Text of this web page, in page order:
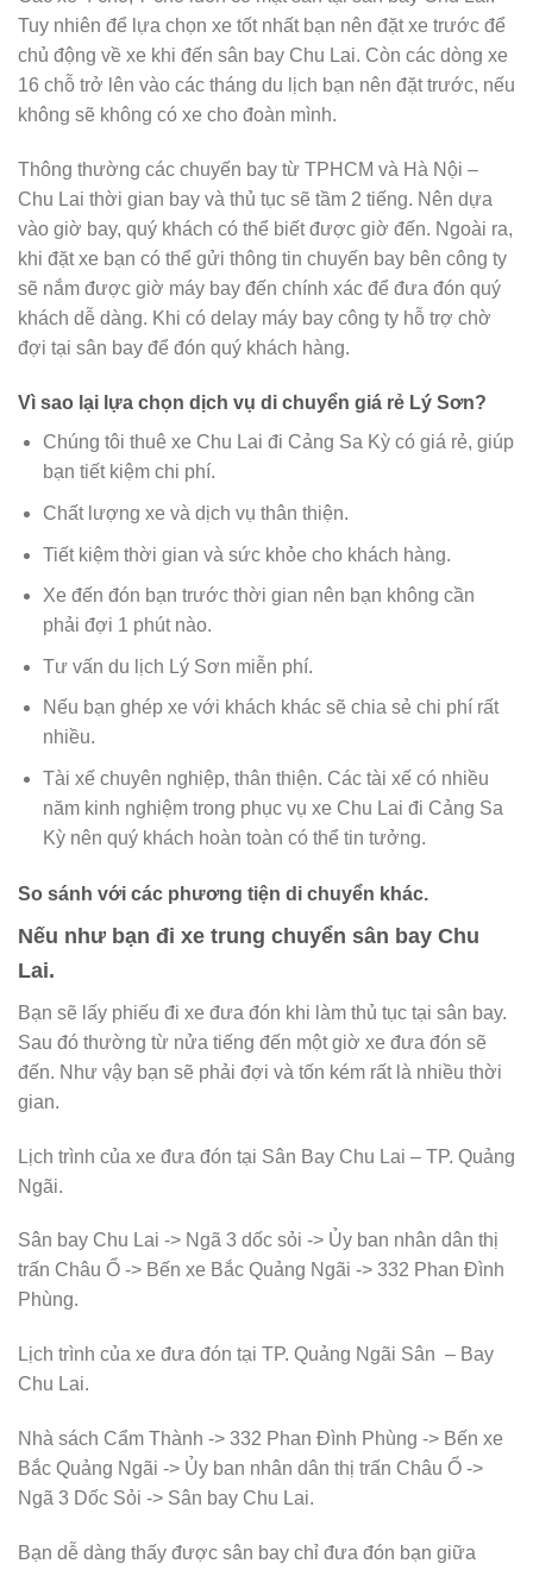
Tuy nhiên để lựa chọn xe tốt nhất bạn nên đặt xe trước để
chủ động về xe khi đến sân bay Chu Lai. Còn các dòng xe
16 chỗ trở lên vào các tháng du lịch bạn nên đặt trước, nếu
không sẽ không có xe cho đoàn mình.
Thông thường các chuyến bay từ TPHCM và Hà Nội –
Chu Lai thời gian bay và thủ tục sẽ tầm 2 tiếng. Nên dựa
vào giờ bay, quý khách có thể biết được giờ đến. Ngoài ra,
khi đặt xe bạn có thể gửi thông tin chuyến bay bên công ty
sẽ nắm được giờ máy bay đến chính xác để đưa đón quý
khách dễ dàng. Khi có delay máy bay công ty hỗ trợ chờ
đợi tại sân bay để đón quý khách hàng.
Vì sao lại lựa chọn dịch vụ di chuyển giá rẻ Lý Sơn?
Chúng tôi thuê xe Chu Lai đi Cảng Sa Kỳ có giá rẻ, giúp
bạn tiết kiệm chi phí.
Chất lượng xe và dịch vụ thân thiện.
Tiết kiệm thời gian và sức khỏe cho khách hàng.
Xe đến đón bạn trước thời gian nên bạn không cần
phải đợi 1 phút nào.
Tư vấn du lịch Lý Sơn miễn phí.
Nếu bạn ghép xe với khách khác sẽ chia sẻ chi phí rất
nhiều.
Tài xế chuyên nghiệp, thân thiện. Các tài xế có nhiều
năm kinh nghiệm trong phục vụ xe Chu Lai đi Cảng Sa
Kỳ nên quý khách hoàn toàn có thể tin tưởng.
So sánh với các phương tiện di chuyển khác.
Nếu như bạn đi xe trung chuyển sân bay Chu
Lai.
Bạn sẽ lấy phiếu đi xe đưa đón khi làm thủ tục tại sân bay.
Sau đó thường từ nửa tiếng đến một giờ xe đưa đón sẽ
đến. Như vậy bạn sẽ phải đợi và tốn kém rất là nhiều thời
gian.
Lịch trình của xe đưa đón tại Sân Bay Chu Lai – TP. Quảng
Ngãi.
Sân bay Chu Lai -> Ngã 3 dốc sỏi -> Ủy ban nhân dân thị
trấn Châu Ổ -> Bến xe Bắc Quảng Ngãi -> 332 Phan Đình
Phùng.
Lịch trình của xe đưa đón tại TP. Quảng Ngãi Sân – Bay
Chu Lai.
Nhà sách Cẩm Thành -> 332 Phan Đình Phùng -> Bến xe
Bắc Quảng Ngãi -> Ủy ban nhân dân thị trấn Châu Ổ ->
Ngã 3 Dốc Sỏi -> Sân bay Chu Lai.
Bạn dễ dàng thấy được sân bay chỉ đưa đón bạn giữa